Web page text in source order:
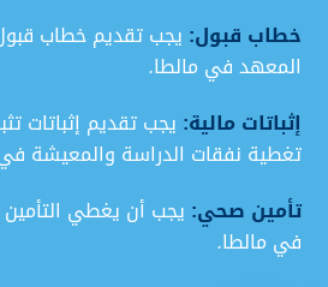
خطاب قبول: يجب تقديم خطاب
المعهد في مالطا.
إثباتات مالية: يجب تقديم إثباتات
تغطية نفقات الدراسة والمعيشة
تأمين صحي: يجب أن يغطي
في مالطا.